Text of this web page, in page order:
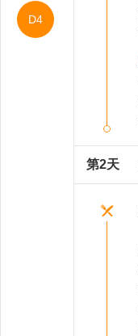
时尚发艺
D4
第2天